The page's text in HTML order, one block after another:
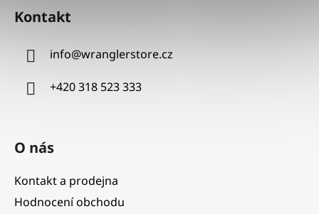
Kontakt
info@wranglerstore.cz
+420 318 523 333
O nás
Kontakt a prodejna
Hodnocení obchodu